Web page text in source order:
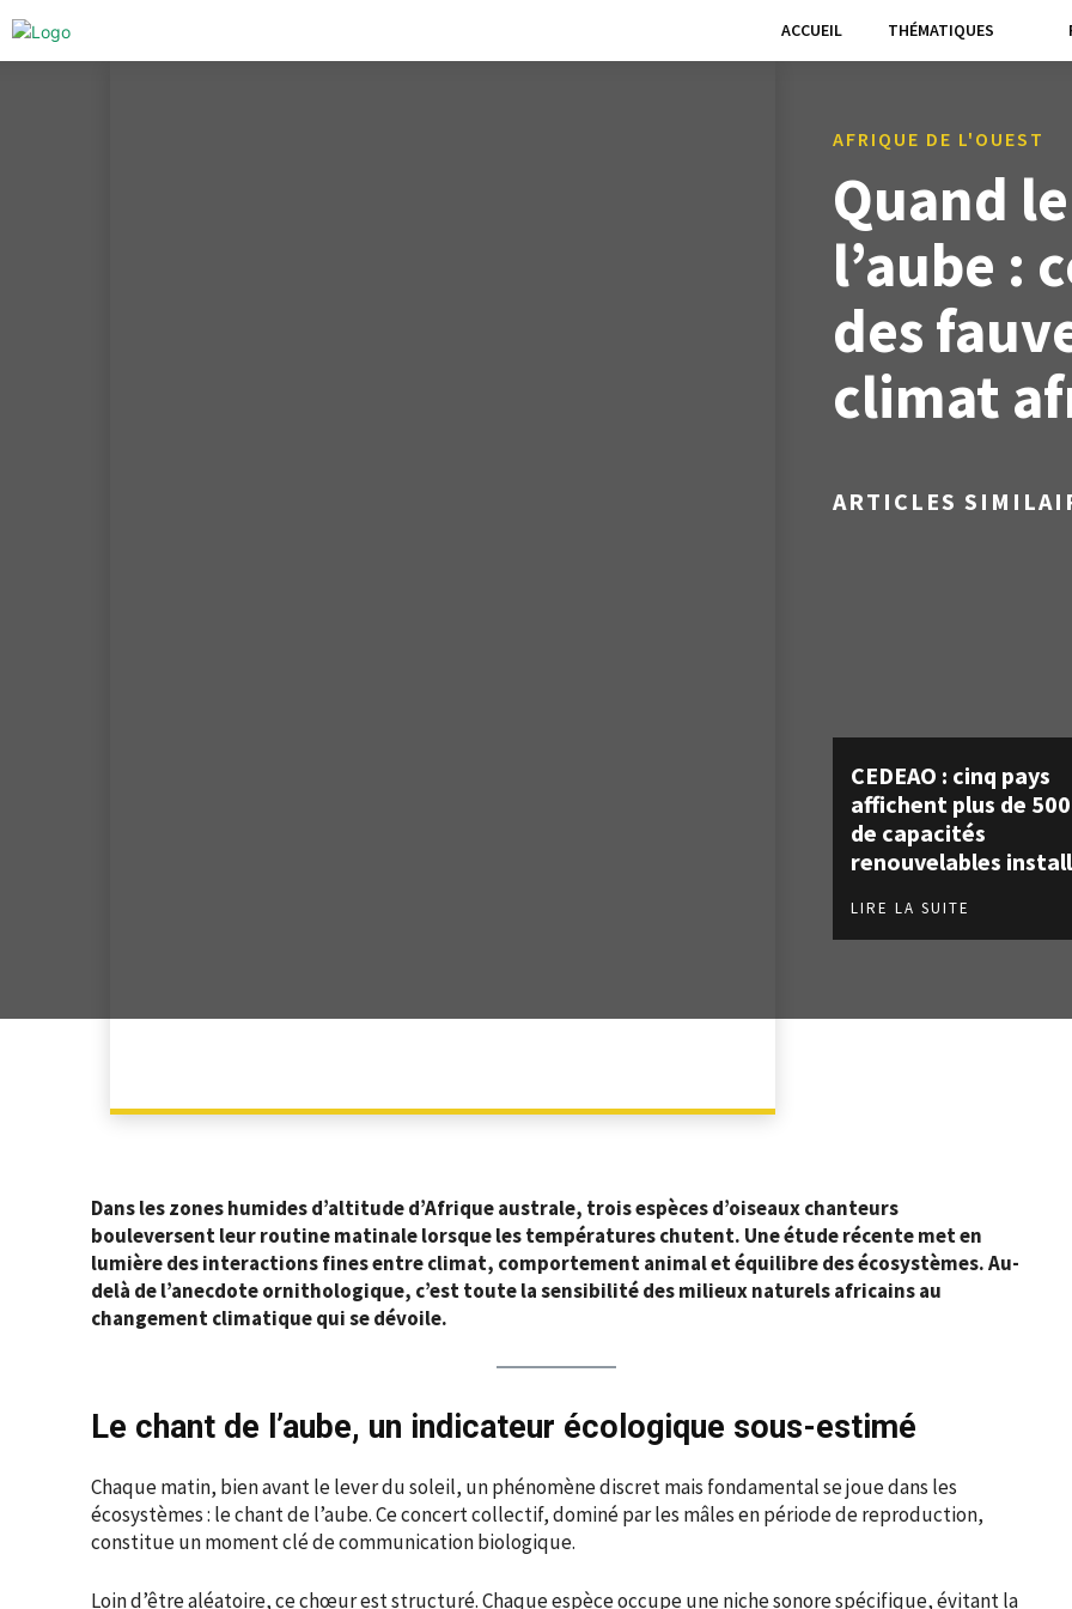
ACCUEIL THÉMATIQUES
AFRIQUE DE L'OUEST
Quand
l’aube :
des
climat
ARTICLES
CEDEAO : cinq pays
affichent plus de
de capacités
renouvelables
LIRE LA SUITE
Dans les zones humides d’altitude d’Afrique australe, trois espèces d’oiseaux chanteurs
bouleversent leur routine matinale lorsque les températures chutent. Une étude récente met en
lumière des interactions fines entre climat, comportement animal et équilibre des écosystèmes. Au-
delà de l’anecdote ornithologique, c’est toute la sensibilité des milieux naturels africains au
changement climatique qui se dévoile.
Le chant de l’aube, un indicateur écologique sous-estimé
Chaque matin, bien avant le lever du soleil, un phénomène discret mais fondamental se joue dans les
écosystèmes : le chant de l’aube. Ce concert collectif, dominé par les mâles en période de reproduction,
constitue un moment clé de communication biologique.
Loin d’être aléatoire, ce chœur est structuré. Chaque espèce occupe une niche sonore spécifique, évitant la